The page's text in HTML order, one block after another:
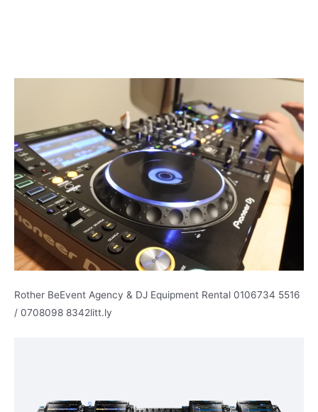
Rother BeEvent Agency & DJ Equipment Rental 0106734 5516
/ 0708098 8342litt.ly